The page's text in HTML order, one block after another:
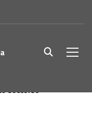
site.searc
soccorso